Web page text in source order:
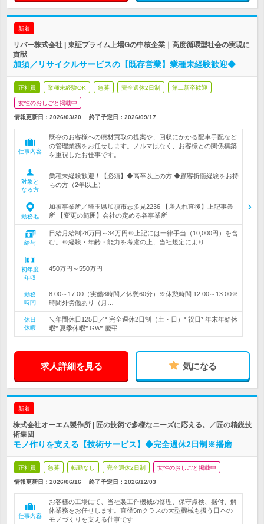
新着
リバー株式会社 | 東証プライム上場Gの中核企業｜高度循環型社会の実現に
貢献
加須／リサイクルサービスの【既存営業】業種未経験歓迎◆
正社員 業種未経験OK 急募 完全週休2日制 第二新卒歓迎
女性のおしごと掲載中
情報更新日：2026/03/20 終了予定日： 2026/09/17
仕事内容
既存のお客様への廃材買取の提案や、回収にかかる配車手配など
の管理業務をお任せします。ノルマはなく、お客様との関係構築
を重視したお仕事です。
対象と
なる方
業種未経験歓迎！【必須】◆高卒以上の方 ◆顧客折衝経験をお持
ちの方（2年以上）
勤務地
加須事業所／埼玉県加須市志多見2236 【雇入れ直後】上記事業
所 【変更の範囲】会社の定める各事業所
給与
日給月給制28万円～34万円※上記には一律手当（10,000円）を含
む。※経験・年齢・能力を考慮の上、当社規定により…
初年度
年収
450万円～550万円
勤務
時間
8:00～17:00（実働8時間／休憩60分）※休憩時間 12:00～13:00※
時間外労働あり（月…
休日
休暇
＼年間休日125日／* 完全週休2日制（土・日）* 祝日* 年末年始休
暇* 夏季休暇* GW* 慶弔…
求人詳細を見る 気になる
新着
株式会社オーエム製作所 | 匠の技術で多様なニーズに応える。／匠の精鋭技
術集団
モノ作りを支える【技術サービス】◆完全週休2日制※播磨
正社員 急募 転勤なし 完全週休2日制 女性のおしごと掲載中
情報更新日：2026/06/16 終了予定日： 2026/12/03
仕事内容
お客様の工場にて、当社製工作機械の修理、保守点検、据付、解
体業務をお任せします。直径5mクラスの大型機械も扱う日本の
モノづくりを支える仕事です